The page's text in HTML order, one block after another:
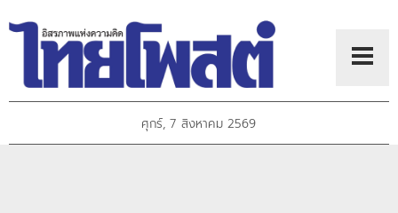
ศุกร์, 7 สิงหาคม 2569